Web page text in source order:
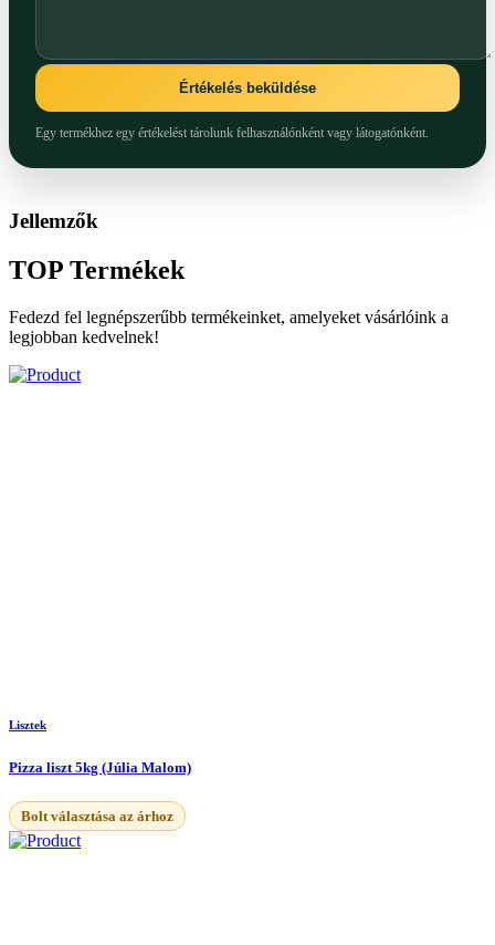
Értékelés beküldése
Egy termékhez egy értékelést tárolunk felhasználónként vagy látogatónként.
Jellemzők
TOP Termékek
Fedezd fel legnépszerűbb termékeinket, amelyeket vásárlóink a
legjobban kedvelnek!
Lisztek
Pizza liszt 5kg (Júlia Malom)
Bolt választása az árhoz